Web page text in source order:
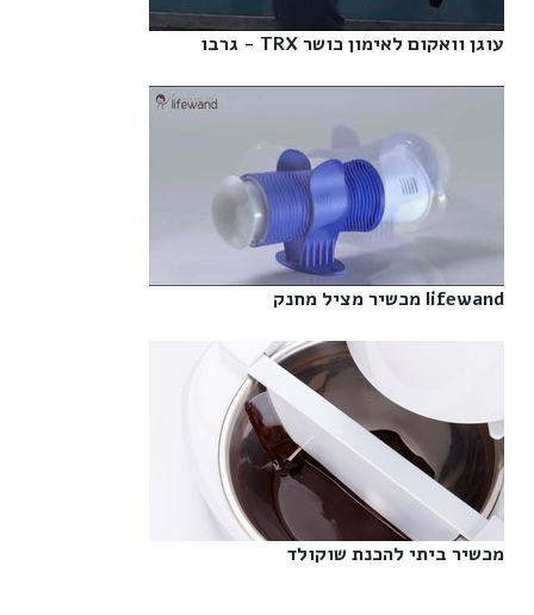
עוגן וואקום לאימון כושר TRX - גרבו‎
lifewand מכשיר מציל מחנק‎
מכשיר ביתי להכנת שוקולד‎